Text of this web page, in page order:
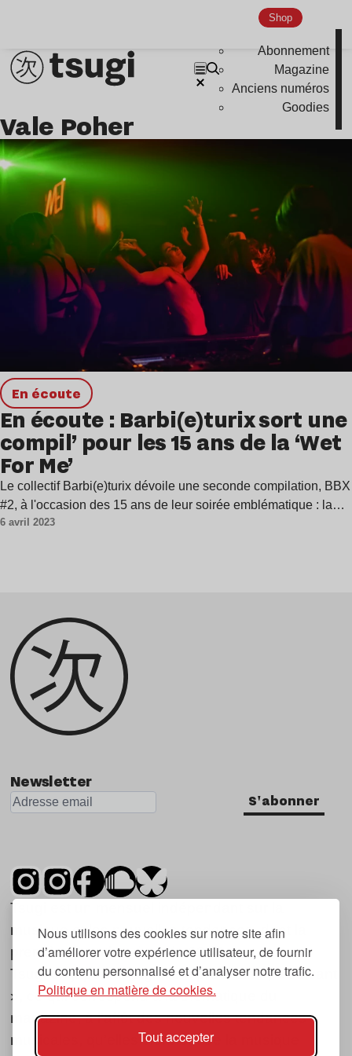
Nous utilisons des cookies sur notre site afin
d’améliorer votre expérience utilisateur, de fournir
du contenu personnalisé et d’analyser notre trafic.
Politique en matière de cookies.
Tout accepter
Shop
Abonnement
Magazine
Anciens numéros
Goodies
Vale Poher
en écoute
En écoute : Barbi(e)turix sort une
compil’ pour les 15 ans de la ‘Wet
For Me’
Le collectif Barbi(e)turix dévoile une seconde compilation, BBX
#2, à l'occasion des 15 ans de leur soirée emblématique : la…
6 avril 2023
Newsletter
S'abonner
Tsugi est un mensuel indépendant sur la
musique et les nouvelles tendances, dont la
première parution date de 2007.
Tsugi en japonais signifie « prochain », « suivant
», ce qui correspond à la thématique du
magazine, à l’affût des nouvelles tendances
musicales, qu’elles viennent de la musique